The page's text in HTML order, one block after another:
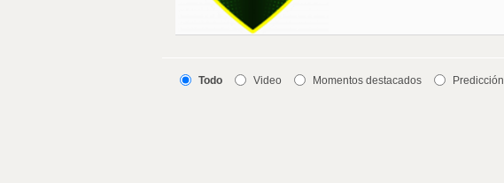
Todo Video Momentos destacados Predicción